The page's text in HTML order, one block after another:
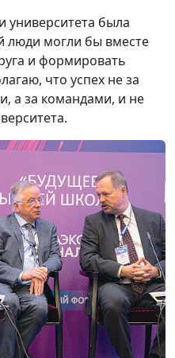
университета была
люди могли бы вместе
и формировать
что успех не за
а за командами, и не